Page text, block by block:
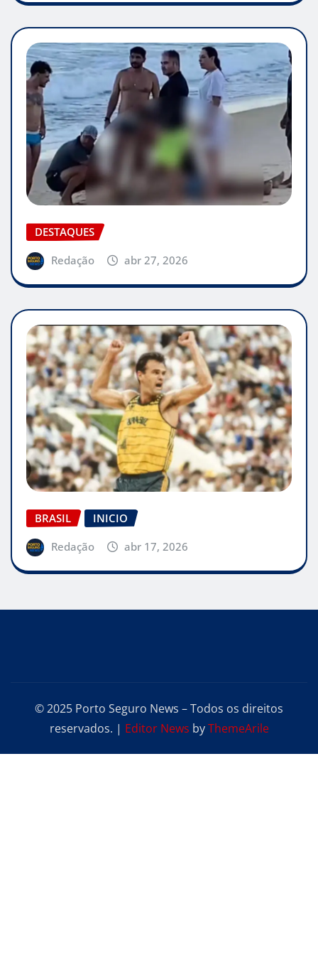
DESTAQUES
Redação
abr 27, 2026
BRASIL
INICIO
Redação
abr 17, 2026
© 2025 Porto Seguro News – Todos os direitos
reservados. | Editor News byThemeArile